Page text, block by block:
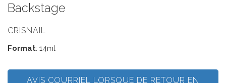
Backstage
CRISNAIL
Format: 14ml
AVIS COURRIEL LORSQUE DE RETOUR EN